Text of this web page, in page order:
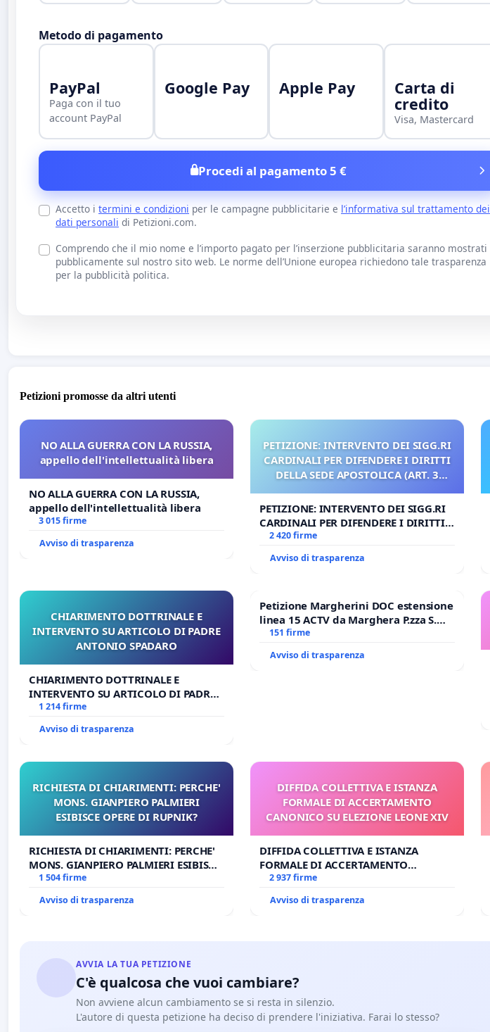
Metodo di pagamento
PayPal
Paga con il tuo
account PayPal
Google Pay Apple Pay Carta di
credito
Visa, Mastercard
Procedi al pagamento 5 €
Accetto i termini e condizioni per le campagne pubblicitarie e l’informativa sul trattamento dei
dati personali di Petizioni.com.
Comprendo che il mio nome e l’importo pagato per l’inserzione pubblicitaria saranno mostrati
pubblicamente sul nostro sito web. Le norme dell’Unione europea richiedono tale trasparenza
per la pubblicità politica.
Petizioni promosse da altri utenti
NO ALLA GUERRA CON LA RUSSIA,
appello dell'intellettualità libera
NO ALLA GUERRA CON LA RUSSIA,
appello dell'intellettualità libera
3 015 firme
Avviso di trasparenza
PETIZIONE: INTERVENTO DEI SIGG.RI
CARDINALI PER DIFENDERE I DIRITTI
DELLA SEDE APOSTOLICA (ART. 3
PETIZIONE: INTERVENTO DEI SIGG.RI
CARDINALI PER DIFENDERE I DIRITTI
DELLA SEDE APOSTOLICA (ART. 3 UDG)
2 420 firme
Avviso di trasparenza
CHIARIMENTO DOTTRINALE E
INTERVENTO SU ARTICOLO DI PADRE
ANTONIO SPADARO
CHIARIMENTO DOTTRINALE E
INTERVENTO SU ARTICOLO DI PADRE
ANTONIO SPADARO
1 214 firme
Avviso di trasparenza
Petizione Margherini DOC estensione
linea 15 ACTV da Marghera P.zza S.
Antonio all'aeroporto Marco Polo
151 firme
Avviso di trasparenza
RICHIESTA DI CHIARIMENTI: PERCHE'
MONS. GIANPIERO PALMIERI
ESIBISCE OPERE DI RUPNIK?
RICHIESTA DI CHIARIMENTI: PERCHE'
MONS. GIANPIERO PALMIERI ESIBISCE
OPERE DI RUPNIK?
1 504 firme
Avviso di trasparenza
DIFFIDA COLLETTIVA E ISTANZA
FORMALE DI ACCERTAMENTO
CANONICO SU ELEZIONE LEONE XIV
DIFFIDA COLLETTIVA E ISTANZA
FORMALE DI ACCERTAMENTO
CANONICO SU ELEZIONE LEONE XIV
2 937 firme
Avviso di trasparenza
AVVIA LA TUA PETIZIONE
C'è qualcosa che vuoi cambiare?
Non avviene alcun cambiamento se si resta in silenzio.
L'autore di questa petizione ha deciso di prendere l'iniziativa. Farai lo stesso?